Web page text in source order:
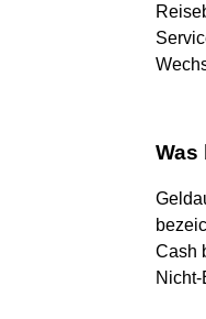
Was
Cash
Nicht-